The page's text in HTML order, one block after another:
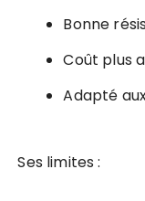
Bonne
Coût plus
Adapté
Ses limites :